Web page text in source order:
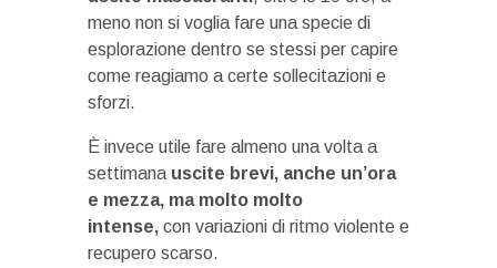
meno non si voglia fare una specie di
esplorazione dentro se stessi per capire
come reagiamo a certe sollecitazioni e
sforzi.
È invece utile fare almeno una volta a
settimana uscite brevi, anche un’ora
e mezza, ma molto molto
intense, con variazioni di ritmo violente e
recupero scarso.